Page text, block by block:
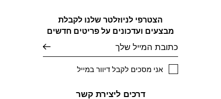
הצטרפי לניוזלטר שלנו לקבלת
מבצעים ועדכונים על פריטים חדשים
אני מסכים לקבל דיוור במייל
דרכים ליצירת קשר